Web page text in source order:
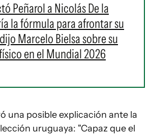
Peñarol a Nicolás De la
la fórmula para afrontar su
Marcelo Bielsa sobre su
en el Mundial 2026
una posible explicación ante la
uruguaya: "Capaz que el